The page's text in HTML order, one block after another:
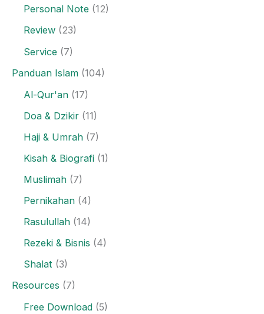
Personal Note (12)
Review (23)
Service (7)
Panduan Islam (104)
Al-Qur'an (17)
Doa & Dzikir (11)
Haji & Umrah (7)
Kisah & Biografi (1)
Muslimah (7)
Pernikahan (4)
Rasulullah (14)
Rezeki & Bisnis (4)
Shalat (3)
Resources (7)
Free Download (5)